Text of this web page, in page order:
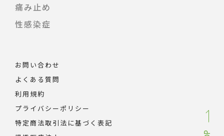
痛み止め
性感染症
お問い合わせ
よくある質問
利用規約
プライバシーポリシー
特定商法取引法に基づく表記